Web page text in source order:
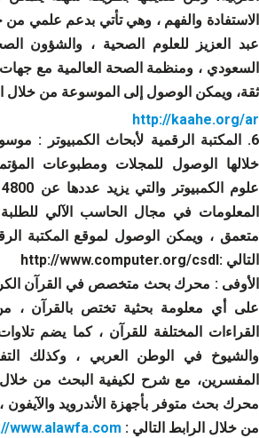
الاستفادة والفهم ، وهي تأتي بدعم علمي
عبد العزيز للعلوم الصحية ، والشؤون
السعودي ، ومنظمة الصحة العالمية مع
ثقة، ويمكن الوصول إلى الموسوعة من خلال
http://kaahe.org/ar
6. المكتبة الرقمية لأبحاث الكمبيوتر :
خلالها الوصول للمجلات ومطبوعات
المعلومات في مجال الحاسب الآلي
متعمق ، ويمكن الوصول لموقع المكتبة
التالي :http://www.computer.org/csdl
الأوفى : محرك بحث متخصص في القرآن
على أي معلومة بحثية تختص بالقرآن ،
القراءات المختلفة للقرآن ، كما يضم
والشيوخ في الوطن العربي ، وكذلك
المفسرين، مع شرح لكيفية البحث من
محرك بحث متوفر بأجهزة الأندرويد
من خلال الرابط التالي : www.alawfa.com/